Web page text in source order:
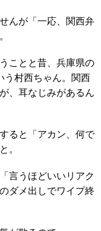
んが「一応、関西弁
ことと昔、兵庫県の
う村西ちゃん。関西
、耳なじみがあるん
ると「アカン、何で
。
言うほどいいリアク
ダメ出しでワイプ終